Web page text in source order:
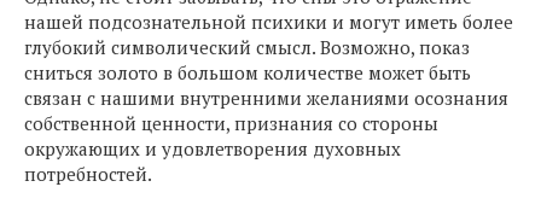
нашей подсознательной психики и могут иметь более
глубокий символический смысл. Возможно, показ
сниться золото в большом количестве может быть
связан с нашими внутренними желаниями осознания
собственной ценности, признания со стороны
окружающих и удовлетворения духовных
потребностей.